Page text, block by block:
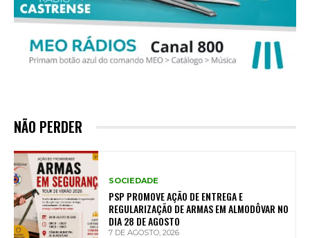
NÃO PERDER
SOCIEDADE
PSP PROMOVE AÇÃO DE ENTREGA E
REGULARIZAÇÃO DE ARMAS EM ALMODÔVAR NO
DIA 28 DE AGOSTO
7 DE AGOSTO, 2026